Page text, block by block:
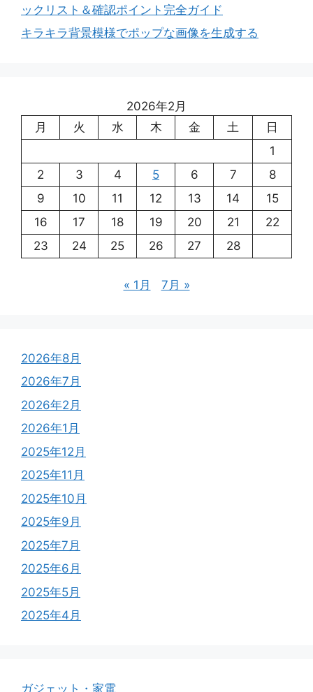
ックリスト＆確認ポイント完全ガイド
キラキラ背景模様でポップな画像を生成する
2026年2月
月
火 水 木 金 土
日
1
2
3 4 5 6 7
8
9
10 11 12 13 14
15
16
17 18 19 20 21
22
23
24 25 26 27 28
« 1月 7月 »
2026年8月
2026年7月
2026年2月
2026年1月
2025年12月
2025年11月
2025年10月
2025年9月
2025年7月
2025年6月
2025年5月
2025年4月
ガジェット・家電